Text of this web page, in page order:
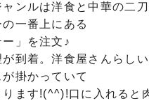
ンルは洋食と中華の二刀
一番上にある
ー」を注文♪
到着。洋食屋さんらしい
掛かっていて
ります!(^^)!口に入れると